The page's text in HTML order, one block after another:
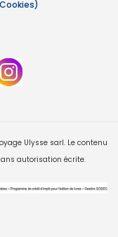
Ulysse sarl. Le contenu
autorisation écrite.